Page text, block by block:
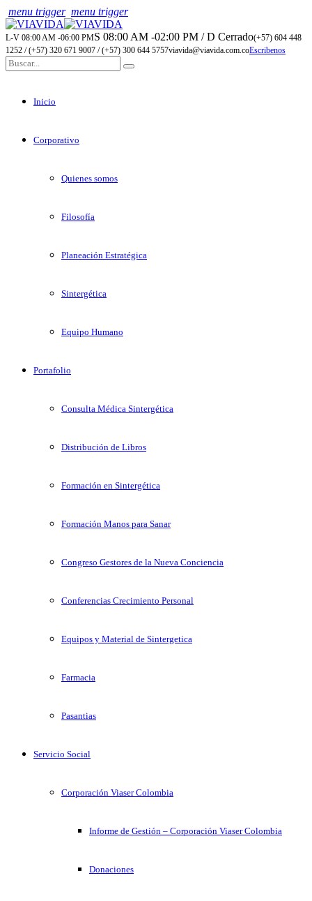
menu trigger menu trigger
L-V 08:00 AM -06:00 PMS 08:00 AM -02:00 PM / D Cerrado(+57) 604 448
1252 / (+57) 320 671 9007 / (+57) 300 644 5757viavida@viavida.com.coEscribenos
Inicio
Corporativo
Quienes somos
Filosofía
Planeación Estratégica
Sintergética
Equipo Humano
Portafolio
Consulta Médica Sintergética
Distribución de Libros
Formación en Sintergética
Formación Manos para Sanar
Congreso Gestores de la Nueva Conciencia
Conferencias Crecimiento Personal
Equipos y Material de Sintergetica
Farmacia
Pasantias
Servicio Social
Corporación Viaser Colombia
Informe de Gestión – Corporación Viaser Colombia
Donaciones